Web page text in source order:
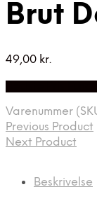
Brut
49,00 kr.
Varenummer
Previous Product
Next Product
Beskrivelse